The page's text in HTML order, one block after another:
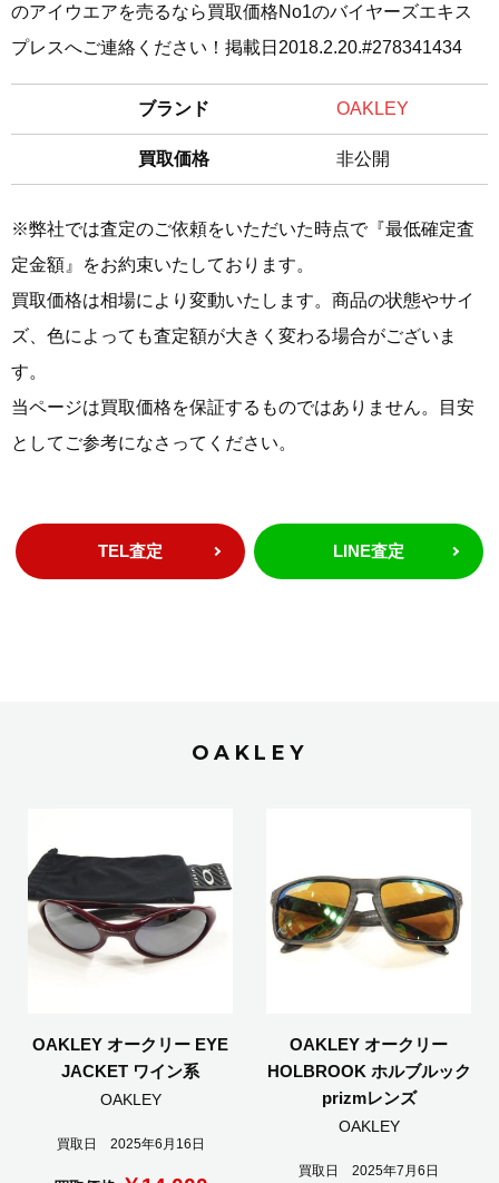
のアイウエアを売るなら買取価格No1のバイヤーズエキス
プレスへご連絡ください！掲載日2018.2.20.#278341434
ブランド OAKLEY
買取価格 非公開
※弊社では査定のご依頼をいただいた時点で『最低確定査
定金額』をお約束いたしております。
買取価格は相場により変動いたします。商品の状態やサイ
ズ、色によっても査定額が大きく変わる場合がございま
す。
当ページは買取価格を保証するものではありません。目安
としてご参考になさってください。
TEL査定 LINE査定
OAKLEY
OAKLEY オークリー EYE
JACKET ワイン系
OAKLEY
買取日 2025年6月16日
OAKLEY オークリー
HOLBROOK ホルブルック
prizmレンズ
OAKLEY
買取日 2025年7月6日